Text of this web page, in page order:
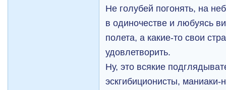
Не голубей погонять, на
в одиночестве и любуясь
полета, а какие-то свои
удовлетворить.
Ну, это всякие
эскгибиционисты, маниаки-